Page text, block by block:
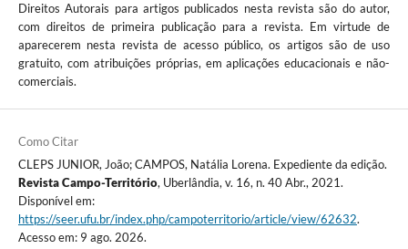
Direitos Autorais para artigos publicados nesta revista são do autor,
com direitos de primeira publicação para a revista. Em virtude de
aparecerem nesta revista de acesso público, os artigos são de uso
gratuito, com atribuições próprias, em aplicações educacionais e não-
comerciais.
Como Citar
CLEPS JUNIOR, João; CAMPOS, Natália Lorena. Expediente da edição.
Revista Campo-Território, Uberlândia, v. 16, n. 40 Abr., 2021.
Disponível em:
https://seer.ufu.br/index.php/campoterritorio/article/view/62632.
Acesso em: 9 ago. 2026.